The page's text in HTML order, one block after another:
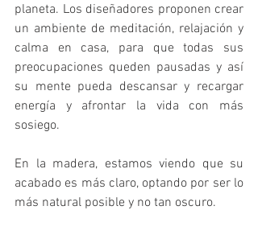
planeta. Los diseñadores proponen crear
un ambiente de meditación, relajación y
calma en casa, para que todas sus
preocupaciones queden pausadas y así
su mente pueda descansar y recargar
energía y afrontar la vida con más
sosiego.
En la madera, estamos viendo que su
acabado es más claro, optando por ser lo
más natural posible y no tan oscuro.